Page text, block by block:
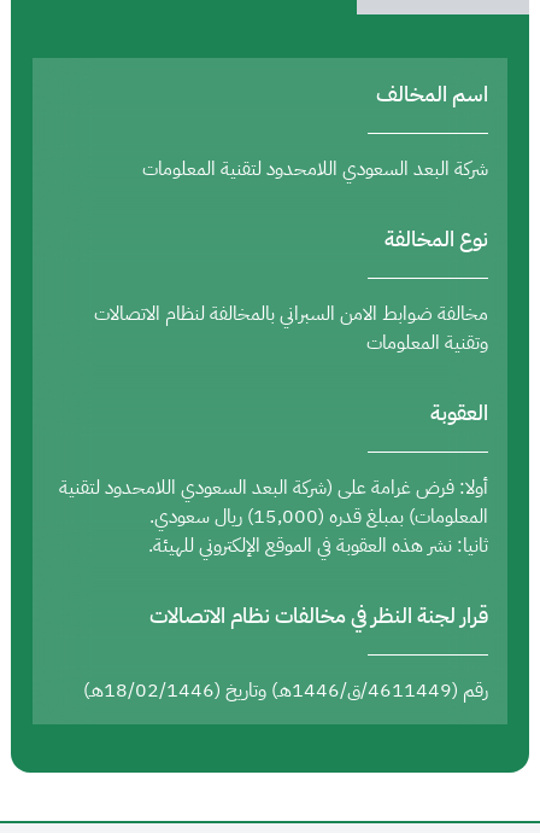
اسم المخالف
شركة البعد السعودي اللامحدود لتقنية المعلومات
نوع المخالفة
مخالفة ضوابط الامن السبراني بالمخالفة لنظام الاتصالات
وتقنية المعلومات
العقوبة
أولا: فرض غرامة على (شركة البعد السعودي اللامحدود لتقنية
المعلومات) بمبلغ قدره (15,000) ريال سعودي.
ثانيا: نشر هذه العقوبة في الموقع الإلكتروني للهيئة.
قرار لجنة النظر في مخالفات نظام الاتصالات
رقم (4611449/ق/1446هـ) وتاريخ (18/02/1446هـ)